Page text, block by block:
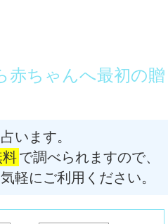
赤ちゃんへ最初の贈
います。
料で調べられますので、
軽にご利用ください。